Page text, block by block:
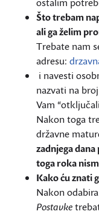
Što trebam
ali ga želim
Trebate nam
adresu:
i navesti
nazvati na
Vam
Nakon toga
državne
zadnjega
toga roka
Kako ću znati
Nakon
Postavke